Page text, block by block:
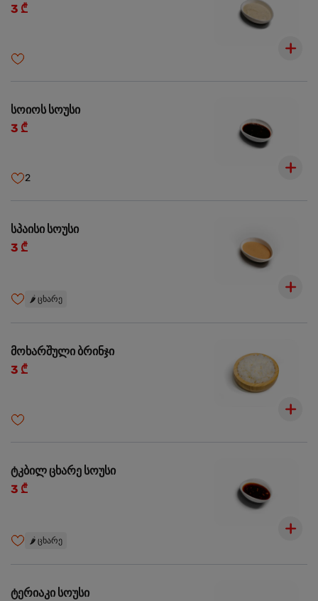
3 ₾
სოიოს სოუსი
3 ₾
2
სპაისი სოუსი
3 ₾
🌶️ ცხარე
მოხარშული ბრინჯი
3 ₾
ტკბილ ცხარე სოუსი
3 ₾
🌶️ ცხარე
ტერიაკი სოუსი